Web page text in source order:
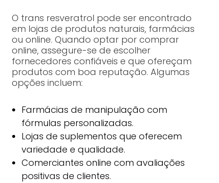
O trans resveratrol pode ser encontrado
em lojas de produtos naturais, farmácias
ou online. Quando optar por comprar
online, assegure-se de escolher
fornecedores confiáveis e que ofereçam
produtos com boa reputação. Algumas
opções incluem:
Farmácias de manipulação com
fórmulas personalizadas.
Lojas de suplementos que oferecem
variedade e qualidade.
Comerciantes online com avaliações
positivas de clientes.